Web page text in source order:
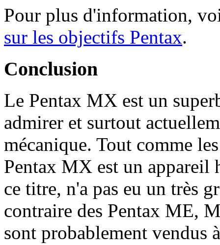
Pour plus d'information,
sur les objectifs Pentax.
Conclusion
Le Pentax MX est un
admirer et surtout
mécanique. Tout comme
Pentax MX est un appareil
ce titre, n'a pas eu un très
contraire des Pentax ME,
sont probablement vendus